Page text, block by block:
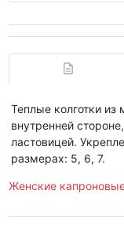
Теплые колготки
внутренней
ластовицей.
размерах: 5, 6, 7.
Женские